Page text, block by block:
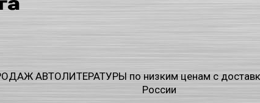
АВТОЛИТЕРАТУРЫ по низким ценам с
России